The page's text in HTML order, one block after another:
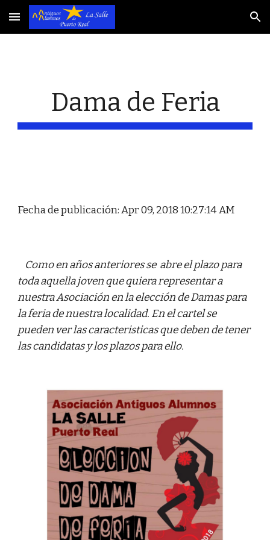
Skip to main content Skip to navigation
Dama de Feria
Fecha de publicación: Apr 09, 2018 10:27:14 AM
Como en años anteriores se  abre el plazo para
toda aquella joven que quiera representar a
nuestra Asociación en la elección de Damas para
la feria de nuestra localidad. En el cartel se
pueden ver las caracteristicas que deben de tener
las candidatas y los plazos para ello.